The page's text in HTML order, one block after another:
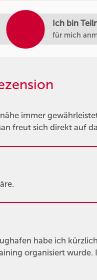
Ich bin
für mich
immer
freut sich direkt auf
habe ich
organisiert